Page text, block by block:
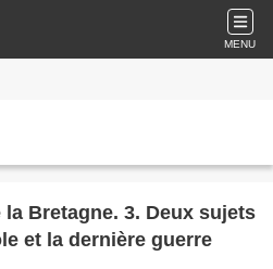
MENU
Bretagne. 3. Deux sujets
et la dernière guerre